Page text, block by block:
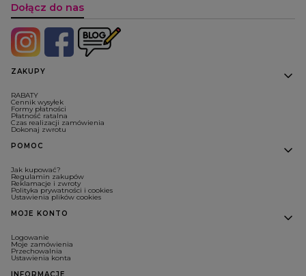
Dołącz do nas
Linki w stopce
ZAKUPY
RABATY
Cennik wysyłek
Formy płatności
Płatność ratalna
Czas realizacji zamówienia
Dokonaj zwrotu
POMOC
Jak kupować?
Regulamin zakupów
Reklamacje i zwroty
Polityka prywatności i cookies
Ustawienia plików cookies
MOJE KONTO
Logowanie
Moje zamówienia
Przechowalnia
Ustawienia konta